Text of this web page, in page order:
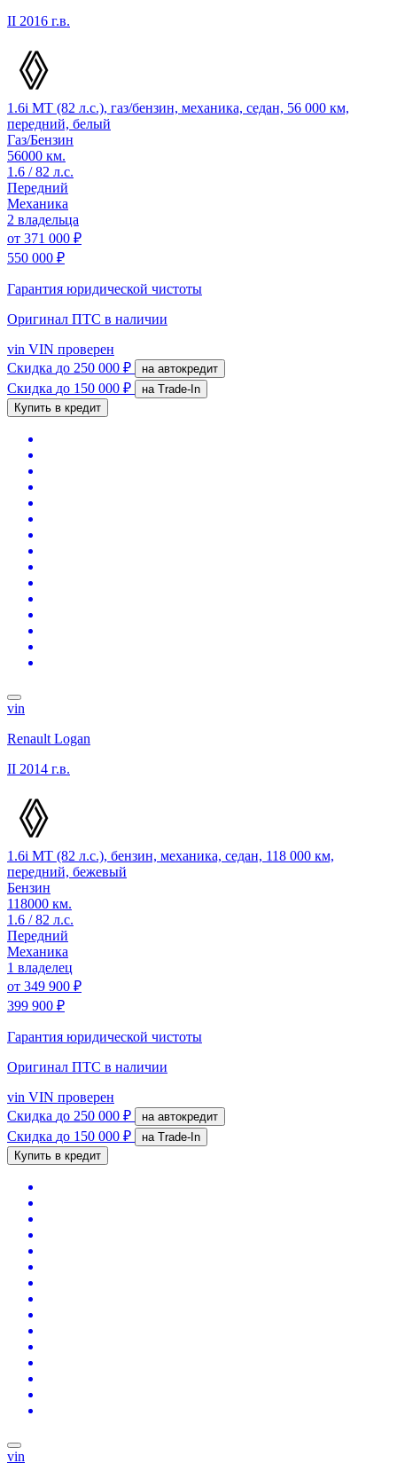
II 2016 г.в.
1.6i MT (82 л.с.), газ/бензин, механика, седан, 56 000 км,
передний, белый
Газ/Бензин
56000 км.
1.6 / 82 л.с.
Передний
Механика
2 владельца
от 371 000 ₽
550 000 ₽
Гарантия юридической чистоты
Оригинал ПТС в наличии
vin VIN проверен
Скидка до 250 000 ₽ на автокредит
Скидка до 150 000 ₽
на Trade-In
Купить в кредит
vin
Renault Logan
II 2014 г.в.
1.6i MT (82 л.с.), бензин, механика, седан, 118 000 км,
передний, бежевый
Бензин
118000 км.
1.6 / 82 л.с.
Передний
Механика
1 владелец
от 349 900 ₽
399 900 ₽
Гарантия юридической чистоты
Оригинал ПТС в наличии
vin VIN проверен
Скидка до 250 000 ₽ на автокредит
Скидка до 150 000 ₽
на Trade-In
Купить в кредит
vin